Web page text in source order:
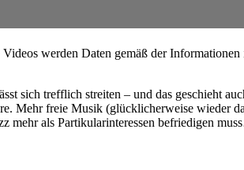
werden Daten gemäß der Informationen
sich trefflich streiten – und das geschieht
Mehr freie Musik (glücklicherweise wieder
mehr als Partikularinteressen befriedigen